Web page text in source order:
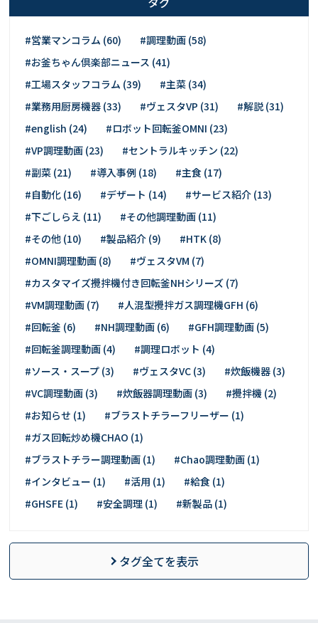
#営業マンコラム (60)
#調理動画 (58)
#お釜ちゃん倶楽部ニュース (41)
#工場スタッフコラム (39)
#主菜 (34)
#業務用厨房機器 (33)
#ヴェスタVP (31)
#解説 (31)
#english (24)
#ロボット回転釜OMNI (23)
#VP調理動画 (23)
#セントラルキッチン (22)
#副菜 (21)
#導入事例 (18)
#主食 (17)
#自動化 (16)
#デザート (14)
#サービス紹介 (13)
#下ごしらえ (11)
#その他調理動画 (11)
#その他 (10)
#製品紹介 (9)
#HTK (8)
#OMNI調理動画 (8)
#ヴェスタVM (7)
#カスタマイズ攪拌機付き回転釜NHシリーズ (7)
#VM調理動画 (7)
#人混型攪拌ガス調理機GFH (6)
#回転釜 (6)
#NH調理動画 (6)
#GFH調理動画 (5)
#回転釜調理動画 (4)
#調理ロボット (4)
#ソース・スープ (3)
#ヴェスタVC (3)
#炊飯機器 (3)
#VC調理動画 (3)
#炊飯器調理動画 (3)
#攪拌機 (2)
#お知らせ (1)
#ブラストチラーフリーザー (1)
#ガス回転炒め機CHAO (1)
#ブラストチラー調理動画 (1)
#Chao調理動画 (1)
#インタビュー (1)
#活用 (1)
#給食 (1)
#GHSFE (1)
#安全調理 (1) #新製品 (1)
タグ全てを表示